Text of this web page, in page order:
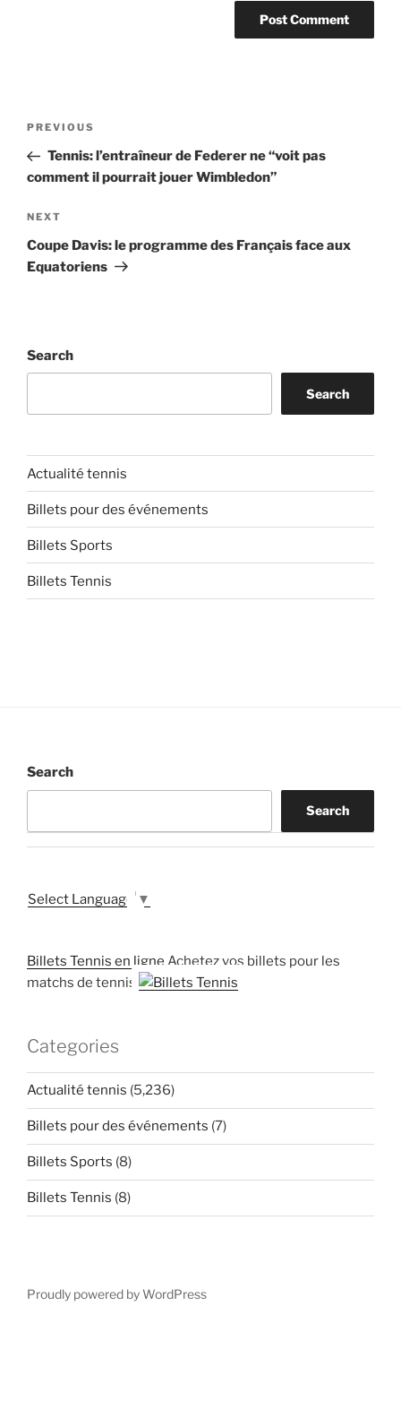
Previous
Post
PREVIOUS
Tennis: l’entraîneur de Federer ne “voit pas
comment il pourrait jouer Wimbledon”
Next
Post
NEXT
Coupe Davis: le programme des Français face aux
Equatoriens
Search
Search
Actualité tennis
Billets pour des événements
Billets Sports
Billets Tennis
Search
Search
Select Language ▼
Billets Tennis en ligne Achetez vos billets pour les
matchs de tennis
Categories
Actualité tennis (5,236)
Billets pour des événements (7)
Billets Sports (8)
Billets Tennis (8)
Proudly powered by WordPress